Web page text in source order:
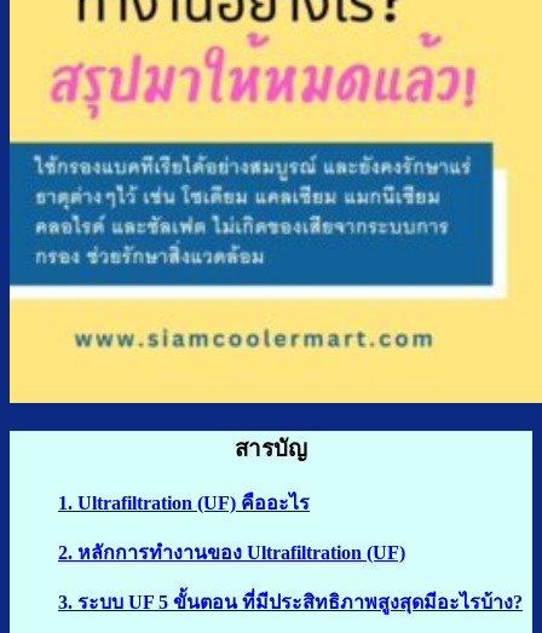
เปลี่ยนไส้กรองน้ำ
บทความ
เกี่ยวกับเรา
ติดต่อเรา
จำนวนผู้ใช้งาน
ค้นหา:
สารบัญ
1. Ultrafiltration (UF) คืออะไร
2. หลักการทำงานของ Ultrafiltration (UF)
3. ระบบ UF 5 ขั้นตอน ที่มีประสิทธิภาพสูงสุดมีอะไรบ้าง?